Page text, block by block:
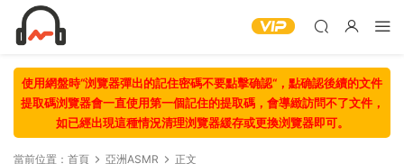
使用網盤時“浏覽器彈出的記住密碼不要點擊确認“，點确認後續的文件
提取碼浏覽器會一直使用第一個記住的提取碼，會導緻訪問不了文件，
如已經出現這種情況清理浏覽器緩存或更換浏覽器即可。
當前位置： 首頁 亞洲ASMR 正文